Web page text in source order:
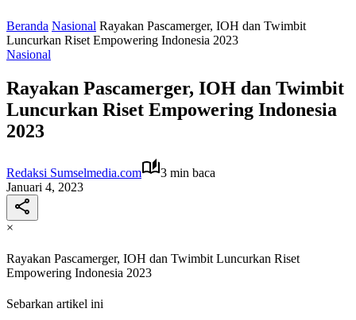
Beranda Nasional Rayakan Pascamerger, IOH dan Twimbit
Luncurkan Riset Empowering Indonesia 2023
Nasional
Rayakan Pascamerger, IOH dan Twimbit
Luncurkan Riset Empowering Indonesia
2023
Redaksi Sumselmedia.com
3 min baca
Januari 4, 2023
×
Rayakan Pascamerger, IOH dan Twimbit Luncurkan Riset
Empowering Indonesia 2023
Sebarkan artikel ini